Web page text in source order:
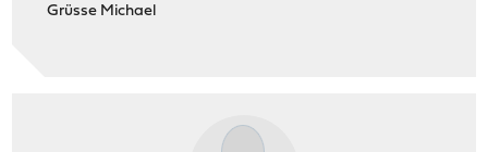
Grüsse Michael